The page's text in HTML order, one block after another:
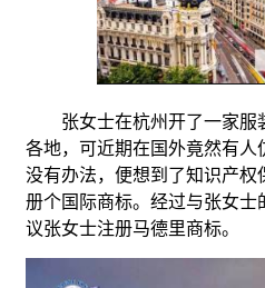
张女士在杭州开了一家服
各地，可近期在国外竟然有
没有办法，便想到了知识产权
册个国际商标。经过与张女
议张女士注册马德里商标。